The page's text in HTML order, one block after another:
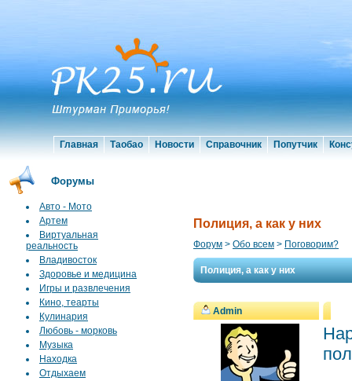
Главная Таобао Новости Справочник Попутчик
Форумы
Авто - Мото
Артем
Виртуальная
реальность
Владивосток
Здоровье и медицина
Игры и развлечения
Кино, теарты
Кулинария
Любовь - морковь
Музыка
Находка
Отдыхаем
Полиция, а как у них
Форум > Обо всем > Поговорим?
Полиция, а как у них
Admin